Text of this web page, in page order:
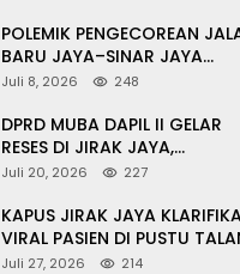
POLEMIK PENGECOREAN
BARU JAYA–SINAR JAYA
BERAKHIR DAMAI, WARGA
FORKOPIMCAM DAN DPRD
MUBA
Juli 8, 2026 248
DPRD MUBA DAPIL II GELAR
RESES DI JIRAK JAYA,
SERAHKAN BANTOR DAN
TPS 3R
Juli 20, 2026 227
KAPUS JIRAK JAYA
VIRAL PASIEN DI PUSTU
MANDUNG: ITU
Juli 27, 2026 214